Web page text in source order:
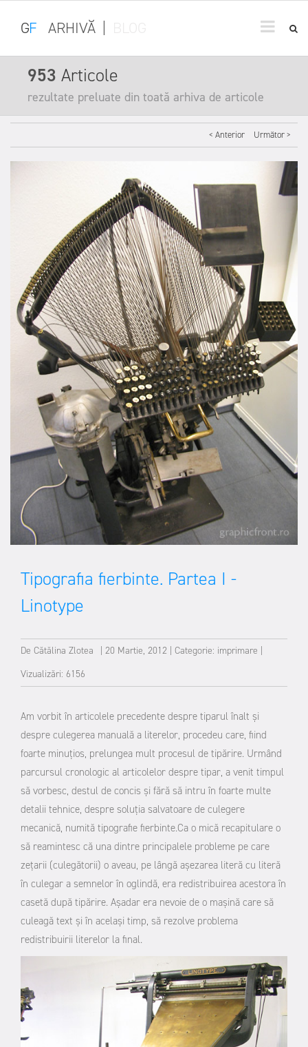
GF ARHIVĂ
953 Articole
rezultate preluate din toată arhiva de articole
< Anterior Următor >
Tipografia fierbinte. Partea I -
Linotype
De Cătălina Zlotea 20 Martie, 2012 Categorie: imprimare
Vizualizări: 6156
Am vorbit în articolele precedente despre tiparul înalt și
despre culegerea manuală a literelor, procedeu care, fiind
foarte minuțios, prelungea mult procesul de tipărire. Urmând
parcursul cronologic al articolelor despre tipar, a venit timpul
să vorbesc, destul de concis și fără să intru în foarte multe
detalii tehnice, despre soluția salvatoare de culegere
mecanică, numită tipografie fierbinte.Ca o mică recapitulare o
să reamintesc că una dintre principalele probleme pe care
zețarii (culegătorii) o aveau, pe lângă așezarea literă cu literă
în culegar a semnelor în oglindă, era redistribuirea acestora în
casetă după tipărire. Așadar era nevoie de o mașină care să
culeagă text și în același timp, să rezolve problema
redistribuirii literelor la final.